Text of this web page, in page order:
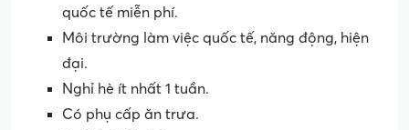
quốc tế miễn phí.
Môi trường làm việc quốc tế, năng động, hiện
đại.
Nghỉ hè ít nhất 1 tuần.
Có phụ cấp ăn trưa.